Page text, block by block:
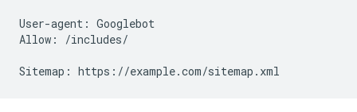
User-agent: Googlebot
Allow: /includes/
Sitemap: https://example.com/sitemap.xml